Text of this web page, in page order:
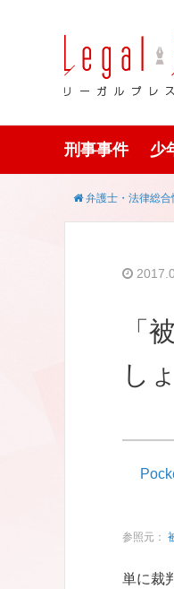
刑事事件 少
弁護士・法律総合
「
し
参照元：
単に裁